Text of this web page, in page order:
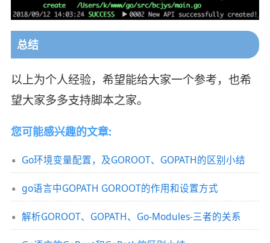
总结
以上为个人经验，希望能给大家一个参考，也希
望大家多多支持脚本之家。
您可能感兴趣的文章:
Go环境变量配置，及GOROOT、GOPATH的区别小结
go语言中GOPATH GOROOT的作用和设置方式
解析GOROOT、GOPATH、Go-Modules-三者的关系